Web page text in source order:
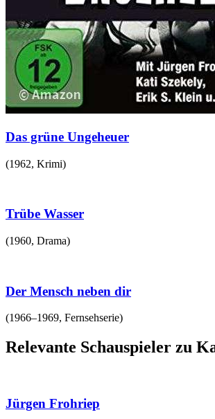
Das grüne Ungeheuer
(1962, Krimi)
Trübe Wasser
(1960, Drama)
Der Mensch neben dir
(1966–1969, Fernsehserie)
Relevante Schauspieler zu
Jürgen Frohriep